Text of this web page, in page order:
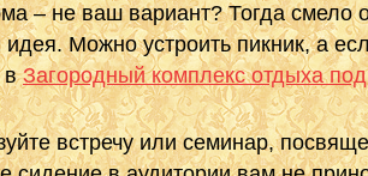
– не ваш вариант? Тогда
Можно устроить пикник, а
вЗагородный комплекс отдыха
встречу или семинар,